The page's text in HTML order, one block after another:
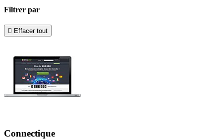
Filtrer par
 Effacer tout
Connectique